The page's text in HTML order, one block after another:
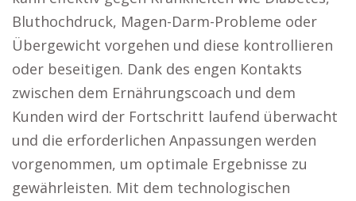
Bluthochdruck, Magen-Darm-Probleme oder
Übergewicht vorgehen und diese kontrollieren
oder beseitigen. Dank des engen Kontakts
zwischen dem Ernährungscoach und dem
Kunden wird der Fortschritt laufend überwacht
und die erforderlichen Anpassungen werden
vorgenommen, um optimale Ergebnisse zu
gewährleisten. Mit dem technologischen